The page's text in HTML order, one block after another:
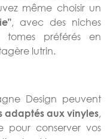
même choisir un
, avec des niches
tomes préférés en
lutrin.
Design peuvent
adaptés aux vinyles,
pour conserver vos